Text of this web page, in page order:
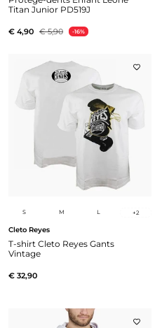
Titan Junior PD519J
€ 4,90 € 5,90 -16%
S M L +2
Cleto Reyes
T-shirt Cleto Reyes Gants
Vintage
€ 32,90